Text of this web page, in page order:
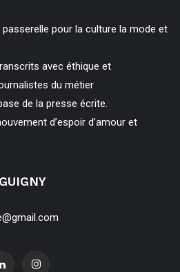
pour la culture la mode et
avec éthique et
du métier
de la presse écrite.
d’espoir d’amour et